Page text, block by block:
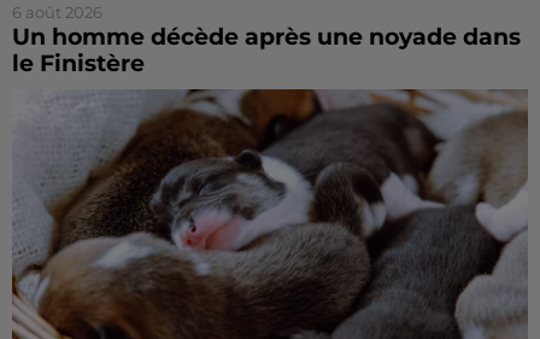
6 août 2026
Un homme décède après une noyade dans
le Finistère